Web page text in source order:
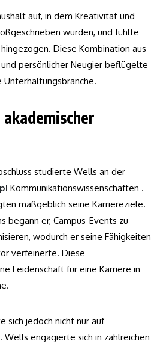
auf, in dem Kreativität und
wurden, und fühlte
Diese Kombination aus
persönlicher Neugier beflügelte
studierte Wells an der
Kommunikationswissenschaften .
maßgeblich seine Karriereziele.
begann er, Campus-Events zu
wodurch er seine Fähigkeiten
verfeinerte. Diese
Leidenschaft für eine Karriere in
sich jedoch nicht nur auf
Wells engagierte sich in zahlreichen